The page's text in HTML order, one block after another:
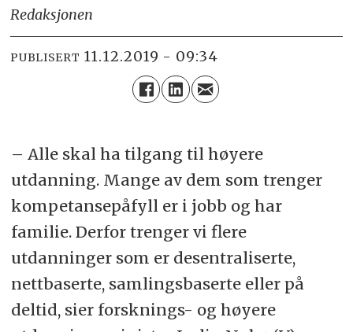
Redaksjonen
PUBLISERT 11.12.2019 - 09:34
– Alle skal ha tilgang til høyere
utdanning. Mange av dem som trenger
kompetansepåfyll er i jobb og har
familie. Derfor trenger vi flere
utdanninger som er desentraliserte,
nettbaserte, samlingsbaserte eller på
deltid, sier forsknings- og høyere